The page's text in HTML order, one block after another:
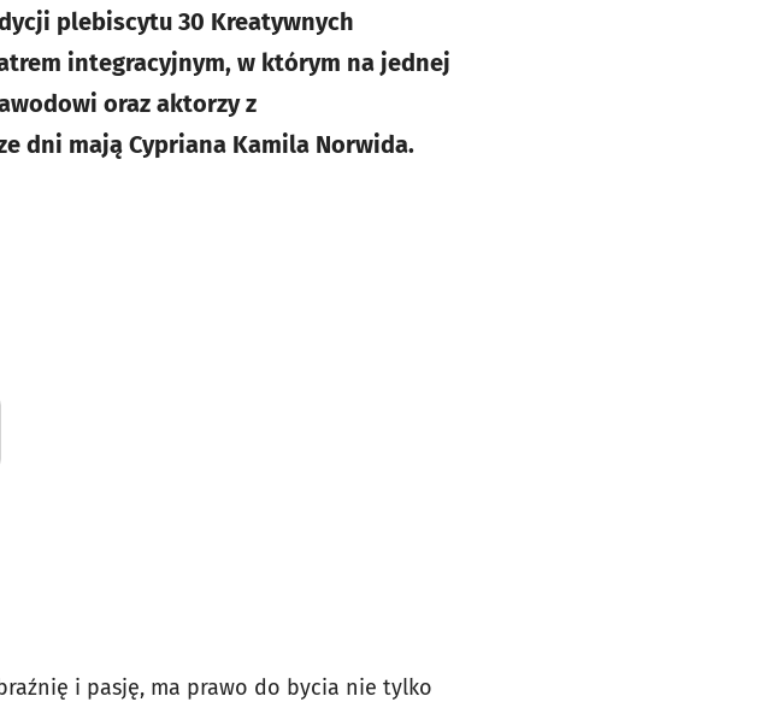
plebiscytu 30 Kreatywnych
integracyjnym, w którym na jednej
oraz aktorzy z
dni mają Cypriana Kamila Norwida.
i pasję, ma prawo do bycia nie tylko